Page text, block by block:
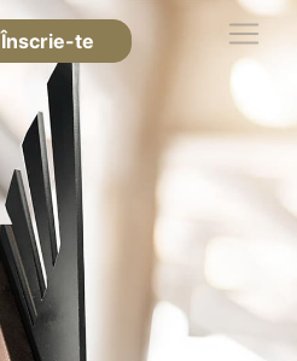
Înscrie-te